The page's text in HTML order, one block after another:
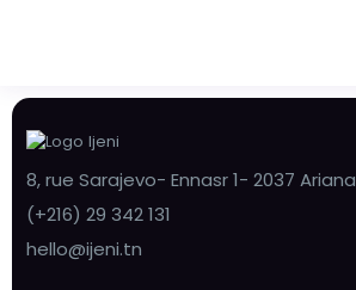
8, rue Sarajevo- Ennasr 1- 2037 Ariana
(+216) 29 342 131
hello@ijeni.tn